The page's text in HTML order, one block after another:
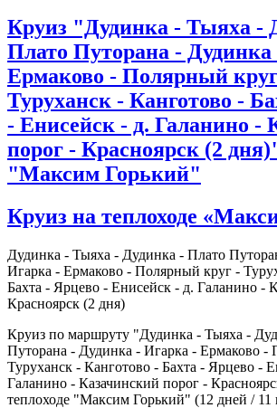
Круиз "Дудинка - Тыяха -
Плато Путорана -
Ермаково - Полярный
Туруханск - Канготово -
- Енисейск - д. Галанино -
порог - Красноярск (2
"Максим Горький"
Круиз на теплоходе
Дудинка - Тыяха - Дудинка - Плато
Игарка - Ермаково - Полярный круг -
Бахта - Ярцево - Енисейск - д. Галанино -
Красноярск (2 дня)
Круиз по маршруту "Дудинка - Тыяха -
Путорана - Дудинка - Игарка - Ермаково -
Туруханск - Канготово - Бахта - Ярцево -
Галанино - Казачинский порог -
теплоходе "Максим Горький" (12 дней / 11